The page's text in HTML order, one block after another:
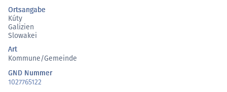
Ortsangabe
Kúty
Galizien
Slowakei
Art
Kommune/Gemeinde
GND Nummer
1027765122